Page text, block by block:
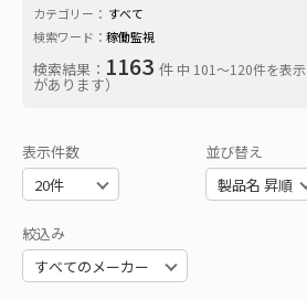
カテゴリー： すべて
検索ワード： 稼働監視
検索結果： 1163 件 中 101〜120件を表示
があります）
表示件数 並び替え
絞込み